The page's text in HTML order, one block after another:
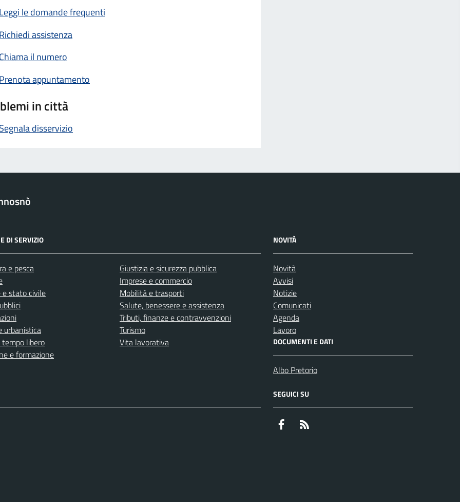
le domande frequenti
assistenza
il numero
appuntamento
in città
disservizio
DI SERVIZIO
e pesca
e stato civile
urbanistica
libero
e formazione
Giustizia e sicurezza pubblica
Imprese e commercio
Mobilità e trasporti
Salute, benessere e assistenza
Tributi, finanze e contravvenzioni
Turismo
Vita lavorativa
NOVITÀ
Novità
Avvisi
Notizie
Comunicati
Agenda
Lavoro
DOCUMENTI E DATI
Albo Pretorio
SEGUICI SU
Facebook